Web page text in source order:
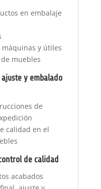
en embalaje
máquinas y útiles
muebles
y embalado
de
calidad en el
de calidad
acabados